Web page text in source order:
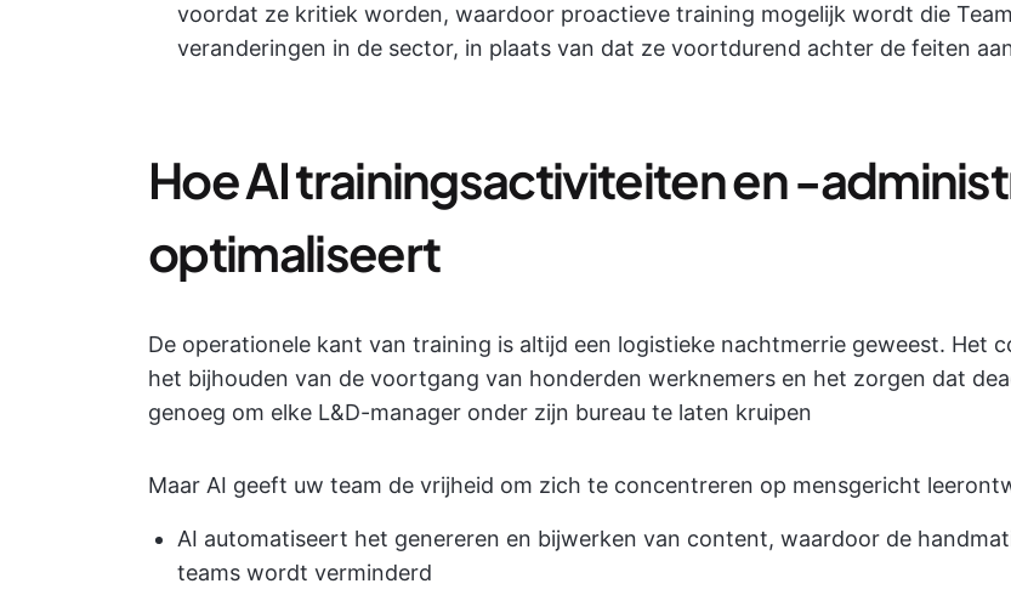
voordat ze kritiek worden, waardoor proactieve training mogelijk wordt die
veranderingen in de sector, in plaats van dat ze voortdurend achter de feiten
Hoe AI trainingsactiviteiten en -
optimaliseert
De operationele kant van training is altijd een logistieke nachtmerrie geweest. Het
het bijhouden van de voortgang van honderden werknemers en het zorgen dat
genoeg om elke L&D-manager onder zijn bureau te laten kruipen
Maar AI geeft uw team de vrijheid om zich te concentreren op mensgericht
AI automatiseert het genereren en bijwerken van content, waardoor de
teams wordt verminderd